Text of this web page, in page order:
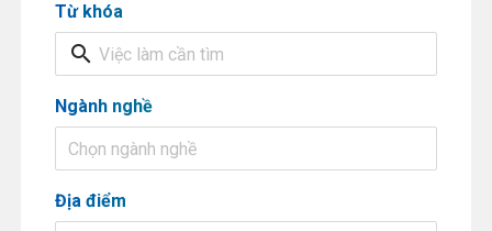
Từ khóa
search
Ngành nghề
Chọn ngành nghề
Địa điểm